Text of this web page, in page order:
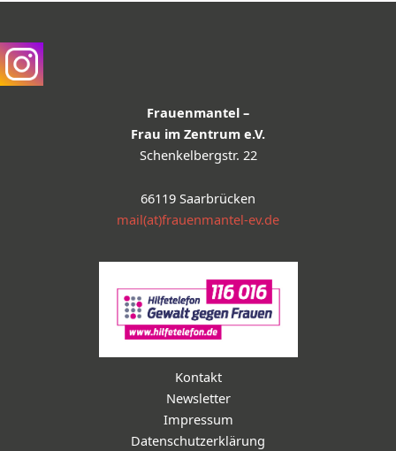
Frauenmantel –
Frau im Zentrum e.V.
Schenkelbergstr. 22
66119 Saarbrücken
mail(at)frauenmantel-ev.de
Kontakt
Newsletter
Impressum
Datenschutzerklärung